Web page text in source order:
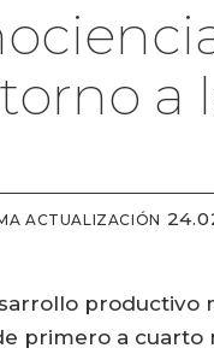
ACTUALIZACIÓN
primero a cuarto